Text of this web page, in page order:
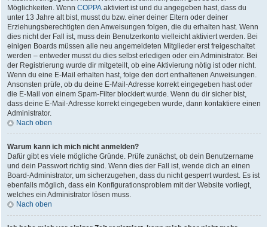
Möglichkeiten. Wenn COPPA aktiviert ist und du angegeben hast, dass du
unter 13 Jahre alt bist, musst du bzw. einer deiner Eltern oder deiner
Erziehungsberechtigten den Anweisungen folgen, die du erhalten hast. Wenn
dies nicht der Fall ist, muss dein Benutzerkonto vielleicht aktiviert werden. Bei
einigen Boards müssen alle neu angemeldeten Mitglieder erst freigeschaltet
werden – entweder musst du dies selbst erledigen oder ein Administrator. Bei
der Registrierung wurde dir mitgeteilt, ob eine Aktivierung nötig ist oder nicht.
Wenn du eine E-Mail erhalten hast, folge den dort enthaltenen Anweisungen.
Ansonsten prüfe, ob du deine E-Mail-Adresse korrekt eingegeben hast oder
die E-Mail von einem Spam-Filter blockiert wurde. Wenn du dir sicher bist,
dass deine E-Mail-Adresse korrekt eingegeben wurde, dann kontaktiere einen
Administrator.
Nach oben
Warum kann ich mich nicht anmelden?
Dafür gibt es viele mögliche Gründe. Prüfe zunächst, ob dein Benutzername
und dein Passwort richtig sind. Wenn dies der Fall ist, wende dich an einen
Board-Administrator, um sicherzugehen, dass du nicht gesperrt wurdest. Es ist
ebenfalls möglich, dass ein Konfigurationsproblem mit der Website vorliegt,
welches ein Administrator lösen muss.
Nach oben